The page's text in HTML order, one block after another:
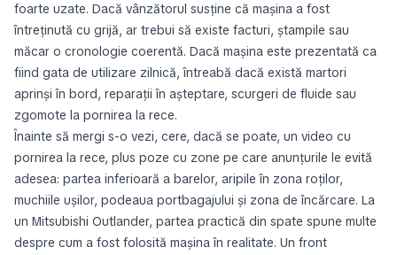
foarte uzate. Dacă vânzătorul susține că mașina a fost
întreținută cu grijă, ar trebui să existe facturi, ștampile sau
măcar o cronologie coerentă. Dacă mașina este prezentată ca
fiind gata de utilizare zilnică, întreabă dacă există martori
aprinși în bord, reparații în așteptare, scurgeri de fluide sau
zgomote la pornirea la rece.
Înainte să mergi s-o vezi, cere, dacă se poate, un video cu
pornirea la rece, plus poze cu zone pe care anunțurile le evită
adesea: partea inferioară a barelor, aripile în zona roților,
muchiile ușilor, podeaua portbagajului și zona de încărcare. La
un Mitsubishi Outlander, partea practică din spate spune multe
despre cum a fost folosită mașina în realitate. Un front